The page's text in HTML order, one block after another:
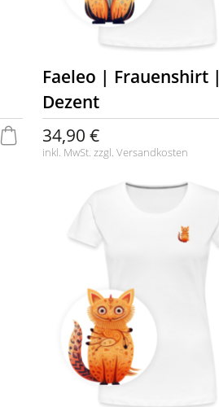
Faeleo | Frauenshirt |
Dezent
34,90 €
inkl. MwSt. zzgl. Versandkosten